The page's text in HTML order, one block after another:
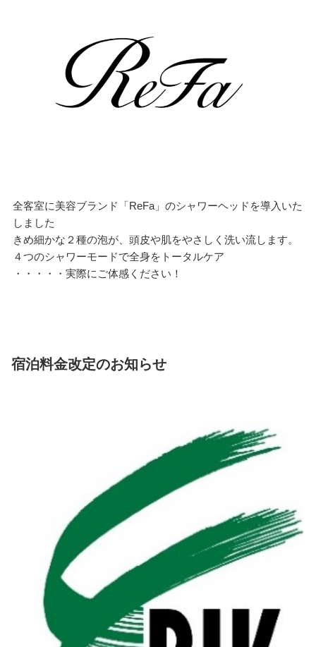
全客室に美容ブランド「ReFa」のシャワーヘッドを導入いた
しました
きめ細かな２種の泡が、頭皮や肌をやさしく洗い流します。
４つのシャワーモードで全身をトータルケア
・・・・・実際にご体感ください！
宿泊料金改定のお知らせ